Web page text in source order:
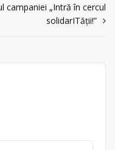
campaniei „Intră în cercul
solidarITății!”